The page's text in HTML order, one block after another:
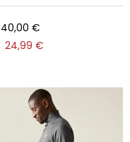
40,00 €
24,99 €